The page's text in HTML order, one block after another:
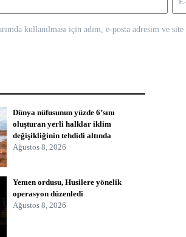
kullanılması için adım, e-posta adresim ve
Dünya nüfusunun yüzde 6’sını
oluşturan yerli halklar iklim
değişikliğinin tehdidi altında
Ağustos 8, 2026
Yemen ordusu, Husilere yönelik
operasyon düzenledi
Ağustos 8, 2026